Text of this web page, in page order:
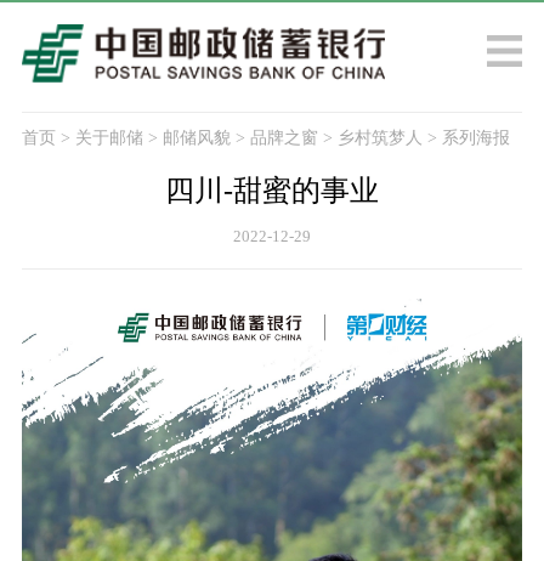
首页> 关于邮储 > 邮储风貌 > 品牌之窗 > 乡村筑梦人 > 系列海报
四川-甜蜜的事业
2022-12-29